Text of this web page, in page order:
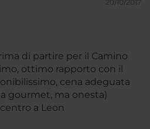
20/10/2017
di partire per il Camino
ottimo rapporto con il
cena adeguata
gourmet, ma onesta)
a Leon